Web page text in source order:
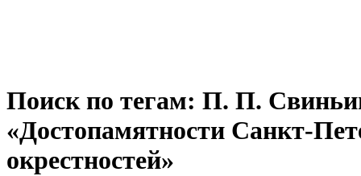
Поиск по тегам: П. П.
«Достопамятности Санкт-
окрестностей»